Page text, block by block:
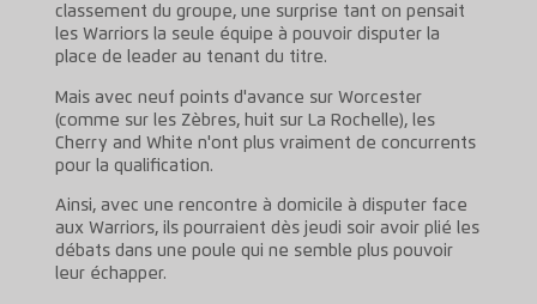
classement du groupe, une surprise tant on pensait
les Warriors la seule équipe à pouvoir disputer la
place de leader au tenant du titre.
Mais avec neuf points d'avance sur Worcester
(comme sur les Zèbres, huit sur La Rochelle), les
Cherry and White n'ont plus vraiment de concurrents
pour la qualification.
Ainsi, avec une rencontre à domicile à disputer face
aux Warriors, ils pourraient dès jeudi soir avoir plié les
débats dans une poule qui ne semble plus pouvoir
leur échapper.